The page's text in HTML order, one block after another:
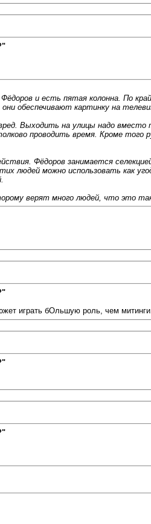
и есть пятая колонна. По
обеспечивают картинку на
Выходить на улицы надо
проводить время. Кроме того
Фёдоров занимается
можно использовать как
верят много людей, что это
играть бОльшую роль, чем